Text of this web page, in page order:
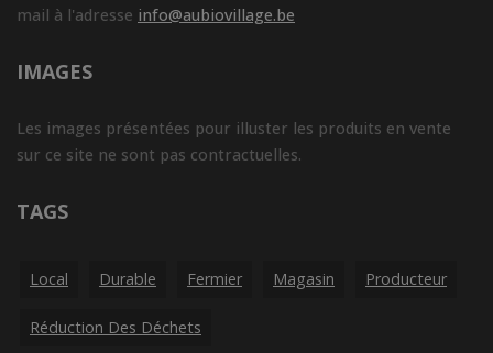
mail à l'adresse info@aubiovillage.be
IMAGES
Les images présentées pour illuster les produits en vente
sur ce site ne sont pas contractuelles.
TAGS
Local Durable Fermier Magasin Producteur
Réduction Des Déchets